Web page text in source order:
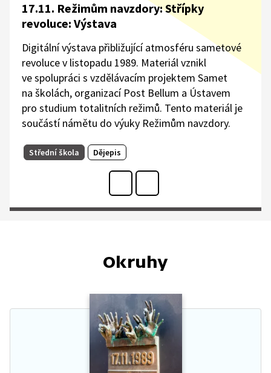
17.11. Režimům navzdory: Střípky
revoluce: Výstava
Digitální výstava přibližující atmosféru sametové
revoluce v listopadu 1989. Materiál vznikl
ve spolupráci s vzdělávacím projektem Samet
na školách, organizací Post Bellum a Ústavem
pro studium totalitních režimů. Tento materiál je
součástí námětu do výuky Režimům navzdory.
Střední škola Dějepis
Okruhy